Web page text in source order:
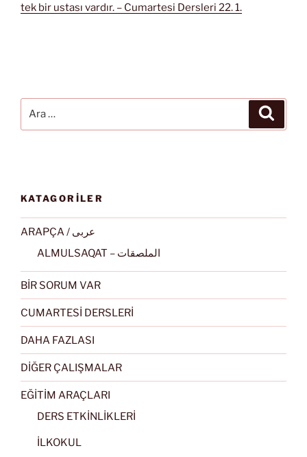
tek bir ustası vardır. – Cumartesi Dersleri 22. 1.
KATAGORİLER
ARAPÇA / عربى
ALMULSAQAT – الملصقات
BİR SORUM VAR
CUMARTESİ DERSLERİ
DAHA FAZLASI
DİĞER ÇALIŞMALAR
EĞİTİM ARAÇLARI
DERS ETKİNLİKLERİ
İLKOKUL